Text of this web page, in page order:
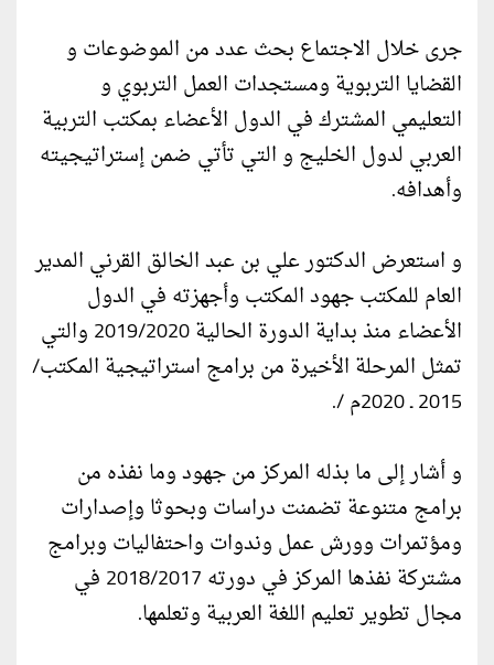
جرى خلال الاجتماع بحث عدد من الموضوعات و
القضايا التربوية ومستجدات العمل التربوي و
التعليمي المشترك في الدول الأعضاء بمكتب التربية
العربي لدول الخليج و التي تأتي ضمن إستراتيجيته
وأهدافه.
و استعرض الدكتور علي بن عبد الخالق القرني المدير
العام للمكتب جهود المكتب وأجهزته في الدول
الأعضاء منذ بداية الدورة الحالية 2019/2020 والتي
تمثل المرحلة الأخيرة من برامج استراتيجية المكتب/
2015 ـ 2020م /.
و أشار إلى ما بذله المركز من جهود وما نفذه من
برامج متنوعة تضمنت دراسات وبحوثا وإصدارات
ومؤتمرات وورش عمل وندوات واحتفاليات وبرامج
مشتركة نفذها المركز في دورته 2018/2017 في
مجال تطوير تعليم اللغة العربية وتعلمها.